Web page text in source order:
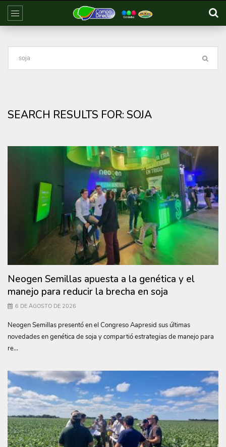
SEARCH RESULTS FOR: SOJA
Neogen Semillas apuesta a la genética y el
manejo para reducir la brecha en soja
6 DE AGOSTO DE 2026
Neogen Semillas presentó en el Congreso Aapresid sus últimas
novedades en genética de soja y compartió estrategias de manejo para
re...